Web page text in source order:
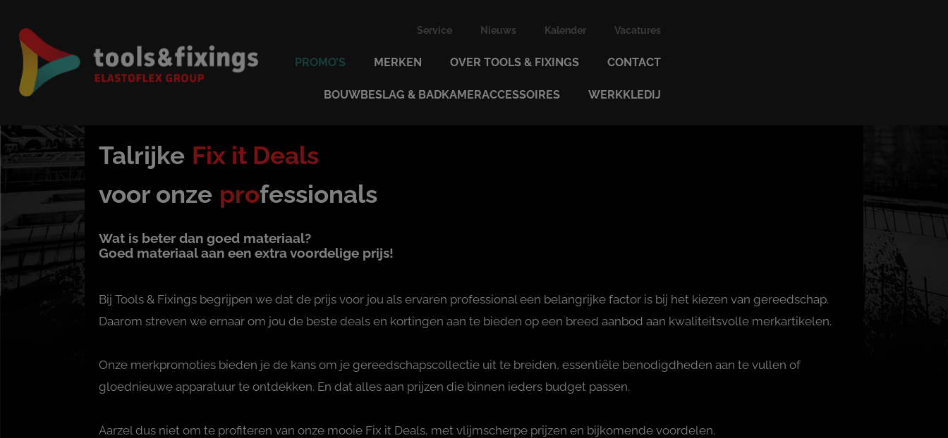
Service Nieuws Kalender Vacatures
PROMO’S MERKEN OVER TOOLS & FIXINGS CONTACT
BOUWBESLAG & BADKAMERACCESSOIRES WERKKLEDIJ
Talrijke Fix it Deals
voor onze professionals
Wat is beter dan goed materiaal?
Goed materiaal aan een extra voordelige prijs!
Bij Tools & Fixings begrijpen we dat de prijs voor jou als ervaren professional een belangrijke factor is bij het kiezen van gereedschap.
Daarom streven we ernaar om jou de beste deals en kortingen aan te bieden op een breed aanbod aan kwaliteitsvolle merkartikelen.
Onze merkpromoties bieden je de kans om je gereedschapscollectie uit te breiden, essentiële benodigdheden aan te vullen of
gloednieuwe apparatuur te ontdekken. En dat alles aan prijzen die binnen ieders budget passen.
Aarzel dus niet om te profiteren van onze mooie Fix it Deals, met vlijmscherpe prijzen en bijkomende voordelen.